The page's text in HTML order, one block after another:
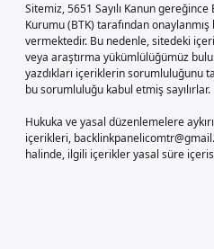
Sitemiz, 5651 Sayılı Kanun
Kurumu (BTK) tarafından
vermektedir. Bu nedenle, sitedeki
veya araştırma yükümlülüğümüz
yazdıkları içeriklerin sorumluluğunu
bu sorumluluğu kabul etmiş sayılırlar.
Hukuka ve yasal düzenlemelere
içerikleri,
halinde, ilgili içerikler yasal süre